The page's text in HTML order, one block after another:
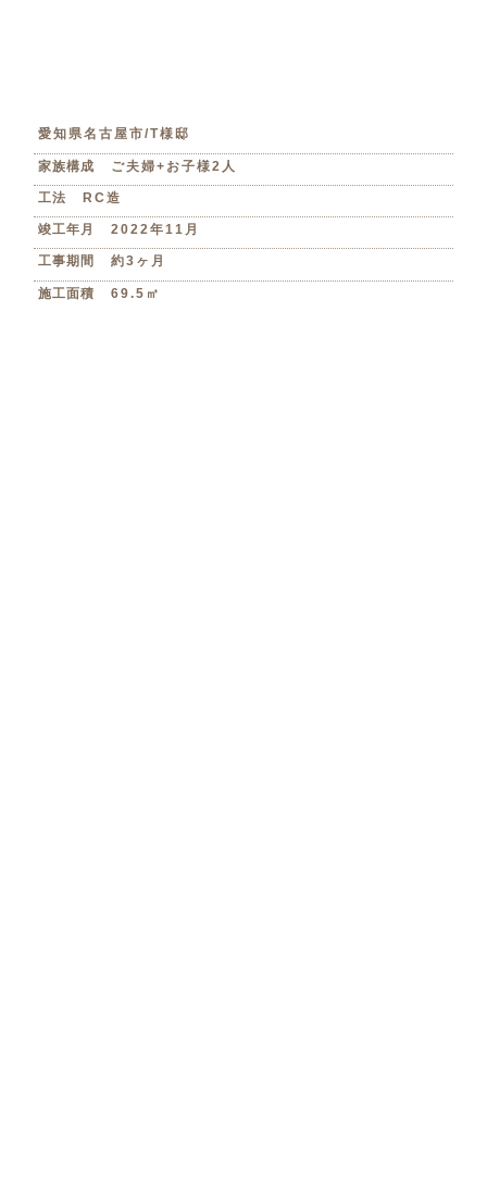
愛知県名古屋市/T様邸
家族構成 ご夫婦+お子様2人
工法 RC造
竣工年月 2022年11月
工事期間 約3ヶ月
施工面積 69.5㎡